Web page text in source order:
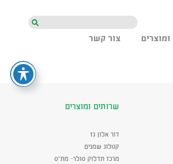
צור קשר
חיפוש
שרותים ומוצרים
דור אלון גז
קטלוג שמנים
מרכז תדלוק סולר- מת"ס